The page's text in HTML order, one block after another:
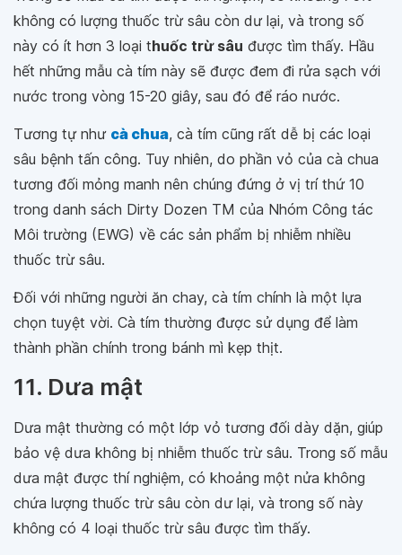
không có lượng thuốc trừ sâu còn dư lại, và trong số
này có ít hơn 3 loại thuốc trừ sâu được tìm thấy. Hầu
hết những mẫu cà tím này sẽ được đem đi rửa sạch với
nước trong vòng 15-20 giây, sau đó để ráo nước.
Tương tự như cà chua, cà tím cũng rất dễ bị các loại
sâu bệnh tấn công. Tuy nhiên, do phần vỏ của cà chua
tương đối mỏng manh nên chúng đứng ở vị trí thứ 10
trong danh sách Dirty Dozen TM của Nhóm Công tác
Môi trường (EWG) về các sản phẩm bị nhiễm nhiều
thuốc trừ sâu.
Đối với những người ăn chay, cà tím chính là một lựa
chọn tuyệt vời. Cà tím thường được sử dụng để làm
thành phần chính trong bánh mì kẹp thịt.
11. Dưa mật
Dưa mật thường có một lớp vỏ tương đối dày dặn, giúp
bảo vệ dưa không bị nhiễm thuốc trừ sâu. Trong số mẫu
dưa mật được thí nghiệm, có khoảng một nửa không
chứa lượng thuốc trừ sâu còn dư lại, và trong số này
không có 4 loại thuốc trừ sâu được tìm thấy.